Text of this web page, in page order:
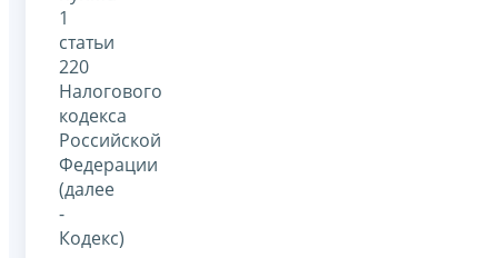
1
статьи
220
Налогового
кодекса
Российской
Федерации
(далее
-
Кодекс)